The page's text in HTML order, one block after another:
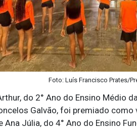
Foto: Luís Francisco Prates/
do 2° Ano do Ensino Médio
Galvão, foi premiado
Ana Júlia, do 4° Ano do Ensino